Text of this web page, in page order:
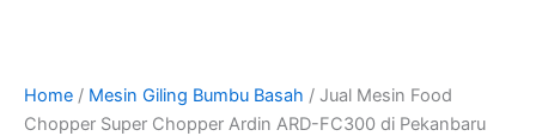
Home / Mesin Giling Bumbu Basah / Jual Mesin Food
Chopper Super Chopper Ardin ARD-FC300 di Pekanbaru